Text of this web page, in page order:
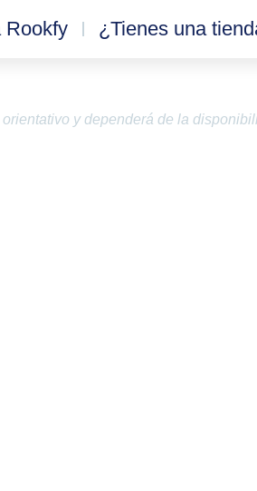
Rookfy ¿Tienes una
y dependerá de la